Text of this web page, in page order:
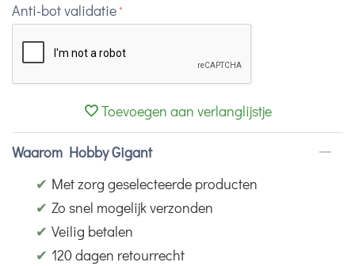
Anti-bot validatie
Toevoegen aan verlanglijstje
Waarom Hobby Gigant
✔ Met zorg geselecteerde producten
✔ Zo snel mogelijk verzonden
✔ Veilig betalen
✔ 120 dagen retourrecht